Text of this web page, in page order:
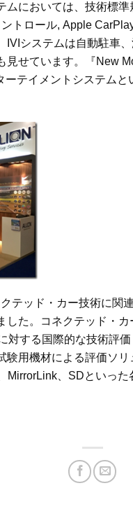
ムにおいては、技術標準
トロール, Apple
IVI システムは自動駐車
見せています。『 New
ーテイメントシステムと
テッド・カー技術に関
した。コネクテッド・
対する国際的な技術評
験用機材による評価ソ
MirrorLink SDといった